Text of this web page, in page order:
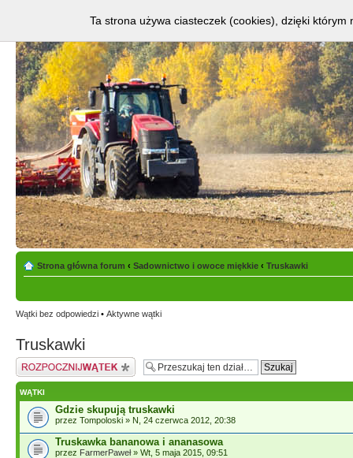
Strona główna forum ‹ Sadownictwo i owoce miękkie ‹ Truskawki
Wątki bez odpowiedzi • Aktywne wątki
Truskawki
Napisz wątek
WĄTKI
Gdzie skupują truskawki
przez Tompoloski » N, 24 czerwca 2012, 20:38
Truskawka bananowa i ananasowa
przez FarmerPaweł» Wt, 5 maja 2015, 09:51
Ta strona używa ciasteczek (cookies), dzięki którym